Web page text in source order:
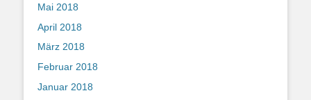
Mai 2018
April 2018
März 2018
Februar 2018
Januar 2018